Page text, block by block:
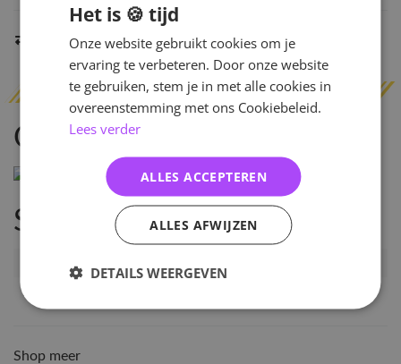
Indien op voorraadbinnen 2 werkdagenverzonden
Omschrijving
Specificaties
Artikelnummer
EAN nummer
Shop meer
Het is 🍪 tijd
Onze website gebruikt cookies om je
ervaring te verbeteren. Door onze website
te gebruiken, stem je in met alle cookies in
overeenstemming met ons Cookiebeleid.
Lees verder
ALLES ACCEPTEREN
ALLES AFWIJZEN
DETAILS WEERGEVEN